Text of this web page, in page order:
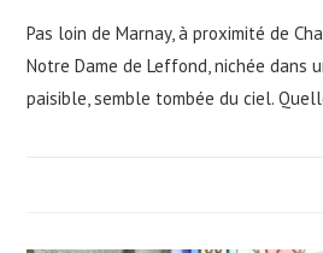
Pas loin de Marnay, à proximité de
Notre Dame de Leffond, nichée dans
paisible, semble tombée du ciel.